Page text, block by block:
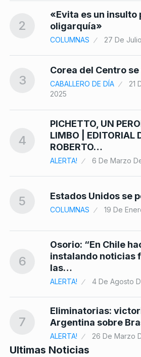
2
«Evita es un insulto
oligarquía»
COLUMNAS 27 De
3
Corea del Centro
CABALLERO DE DÍA
21
2025
4
PICHETTO, UN
LIMBO | EDITORIAL
ROBERTO…
ALERTA! 6 De Marzo
5 Estados Unidos se
COLUMNAS 19 De
6
Osorio: “En Chile
instalando noticias
las…
ALERTA! 4 De Agosto
7
Eliminatorias:
Argentina sobre
ALERTA! 26 De Marzo
Ultimas Noticias